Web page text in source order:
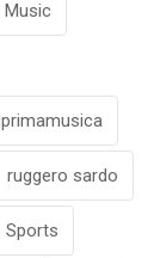
Music
primamusica
ruggero sardo
Sports